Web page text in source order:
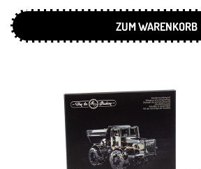
ZUM WARENKORB